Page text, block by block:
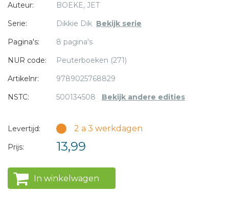
Auteur:
BOEKE, JET
Serie:
Dikkie Dik Bekijk serie
Pagina's:
8 pagina's
NUR code:
Peuterboeken (271)
Artikelnr:
9789025768829
NSTC:
500134508 Bekijk andere edities
Levertijd: 2 a 3 werkdagen
Prijs: 13,99
In winkelwagen
* = verplicht